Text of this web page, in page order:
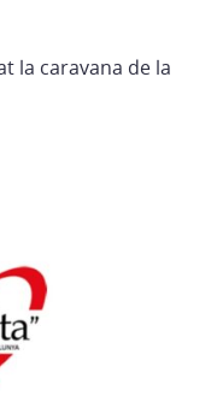
la caravana de la